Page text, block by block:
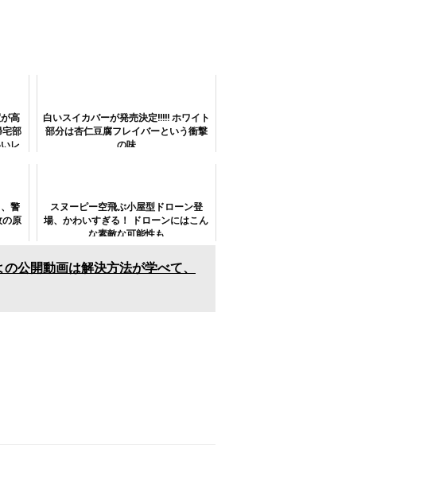
高
宅部
レ
白いスイカバーが発売決定!!!!! ホワイト
部分は杏仁豆腐フレイバーという衝撃
の味
警
の原
スヌーピー空飛ぶ小屋型ドローン登
場、かわいすぎる！ ドローンにはこん
な素敵な可能性も
公開動画は解決方法が学べて、